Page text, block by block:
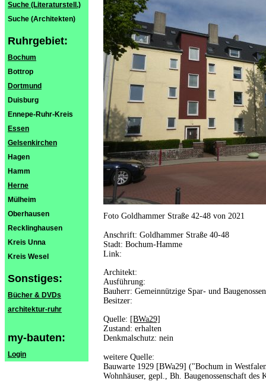
Suche (Literaturstell.)
Suche (Architekten)
Ruhrgebiet:
Bochum
Bottrop
Dortmund
Duisburg
Ennepe-Ruhr-Kreis
Essen
Gelsenkirchen
Hagen
Hamm
Herne
Mülheim
Oberhausen
Recklinghausen
Kreis Unna
Kreis Wesel
Sonstiges:
Bücher & DVDs
architektur-ruhr
my-bauten:
Login
Foto Goldhammer Straße 42-48 von 2021
Anschrift: Goldhammer Straße 40-48
Stadt: Bochum-Hamme
Link:
Architekt:
Ausführung:
Bauherr: Gemeinnützige Spar- und
Besitzer:
Quelle: [BWa29]
Zustand: erhalten
Denkmalschutz: nein
weitere Quelle:
Bauwarte 1929 [BWa29] ("Bochum in
Wohnhäuser, gepl., Bh. Baugenossenschaft